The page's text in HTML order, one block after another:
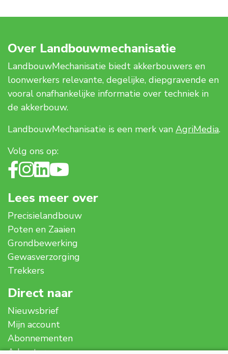
Over Landbouwmechanisatie
LandbouwMechanisatie biedt akkerbouwers en
loonwerkers relevante, degelijke, diepgravende en
vooral onafhankelijke informatie over techniek in
de akkerbouw.
LandbouwMechanisatie is een merk van AgriMedia.
Volg ons op:
Lees meer over
Precisielandbouw
Poten en Zaaien
Grondbewerking
Gewasverzorging
Trekkers
Direct naar
Nieuwsbrief
Mijn account
Abonnementen